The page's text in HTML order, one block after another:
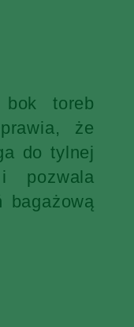
bok toreb
że
do tylnej
pozwala
bagażową